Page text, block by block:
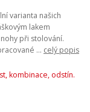
varianta našich
lakem
při stolování.
... celý popis
kombinace, odstín.